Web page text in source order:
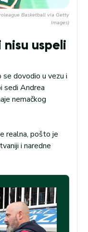
Basketball via Getty
Images)
nisu uspeli
dovodio u vezu i
sedi Andrea
nemačkog
realna, pošto je
i naredne